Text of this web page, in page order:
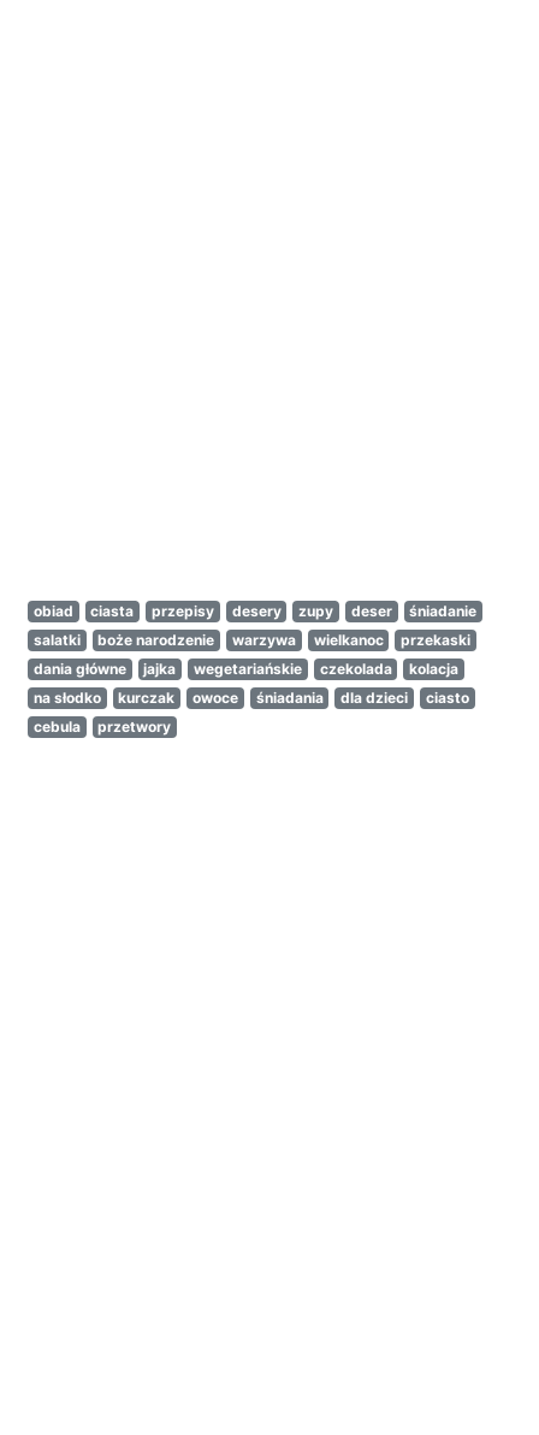
obiad ciasta przepisy desery zupy deser
śniadanie
salatki
boże narodzenie warzywa wielkanoc
przekaski
dania główne
jajka wegetariańskie czekolada
kolacja
na słodko
kurczak owoce śniadania dla dzieci
ciasto
cebula
przetwory